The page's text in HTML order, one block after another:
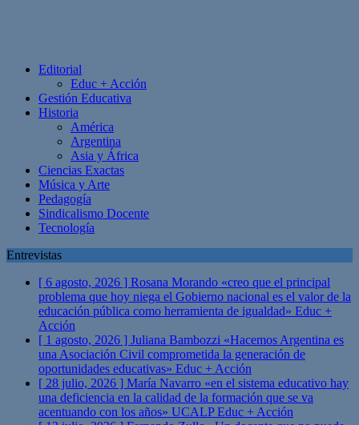
Editorial
Educ + Acción
Gestión Educativa
Historia
América
Argentina
Asia y África
Ciencias Exactas
Música y Arte
Pedagogía
Sindicalismo Docente
Tecnología
Entrevistas
[ 6 agosto, 2026 ] Rosana Morando «creo que el principal
problema que hoy niega el Gobierno nacional es el valor de la
educación pública como herramienta de igualdad» Educ +
Acción
[ 1 agosto, 2026 ] Juliana Bambozzi «Hacemos Argentina es
una Asociación Civil comprometida la generación de
oportunidades educativas» Educ + Acción
[ 28 julio, 2026 ] María Navarro «en el sistema educativo hay
una deficiencia en la calidad de la formación que se va
acentuando con los años» UCALPEduc + Acción